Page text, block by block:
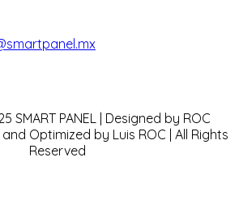
SMART PANEL | Designed by ROC
Optimized by Luis ROC | All Rights
Reserved